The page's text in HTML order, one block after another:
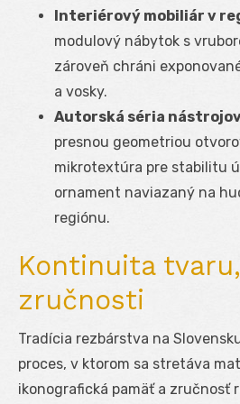
Interiérový mobiliár v
modulový nábytok s
zároveň chráni
a vosky.
Autorská séria
presnou geometriou
mikrotextúra pre stabilitu
ornament naviazaný na
regiónu.
Kontinuita
zručnosti
Tradícia rezbárstva na
proces, v ktorom sa stretáva
ikonografická pamäť a zručnosť